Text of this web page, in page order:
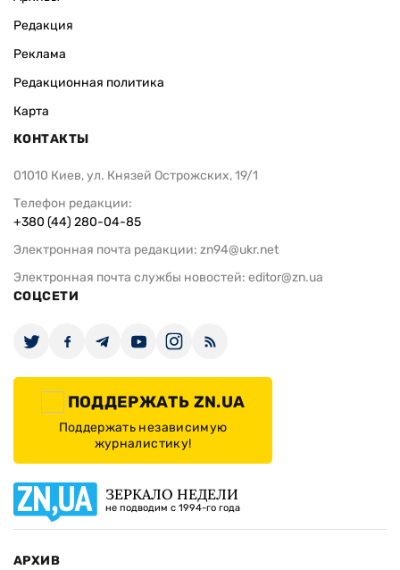
Редакция
Реклама
Редакционная политика
Карта
КОНТАКТЫ
01010 Киев, ул. Князей Острожских, 19/1
Телефон редакции:
+380 (44) 280-04-85
Электронная почта редакции: zn94@ukr.net
Электронная почта службы новостей: editor@zn.ua
СОЦСЕТИ
ПОДДЕРЖАТЬ ZN.UA
Поддержать независимую
журналистику!
ЗЕРКАЛО НЕДЕЛИ
не подводим с 1994-го года
АРХИВ